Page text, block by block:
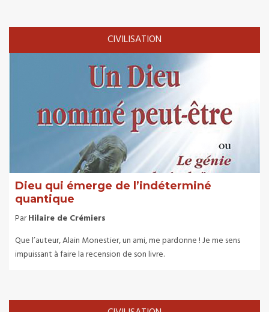
CIVILISATION
Dieu qui émerge de l’indéterminé
quantique
ParHilaire de Crémiers
Que l’auteur, Alain Monestier, un ami, me pardonne ! Je me sens
impuissant à faire la recension de son livre.